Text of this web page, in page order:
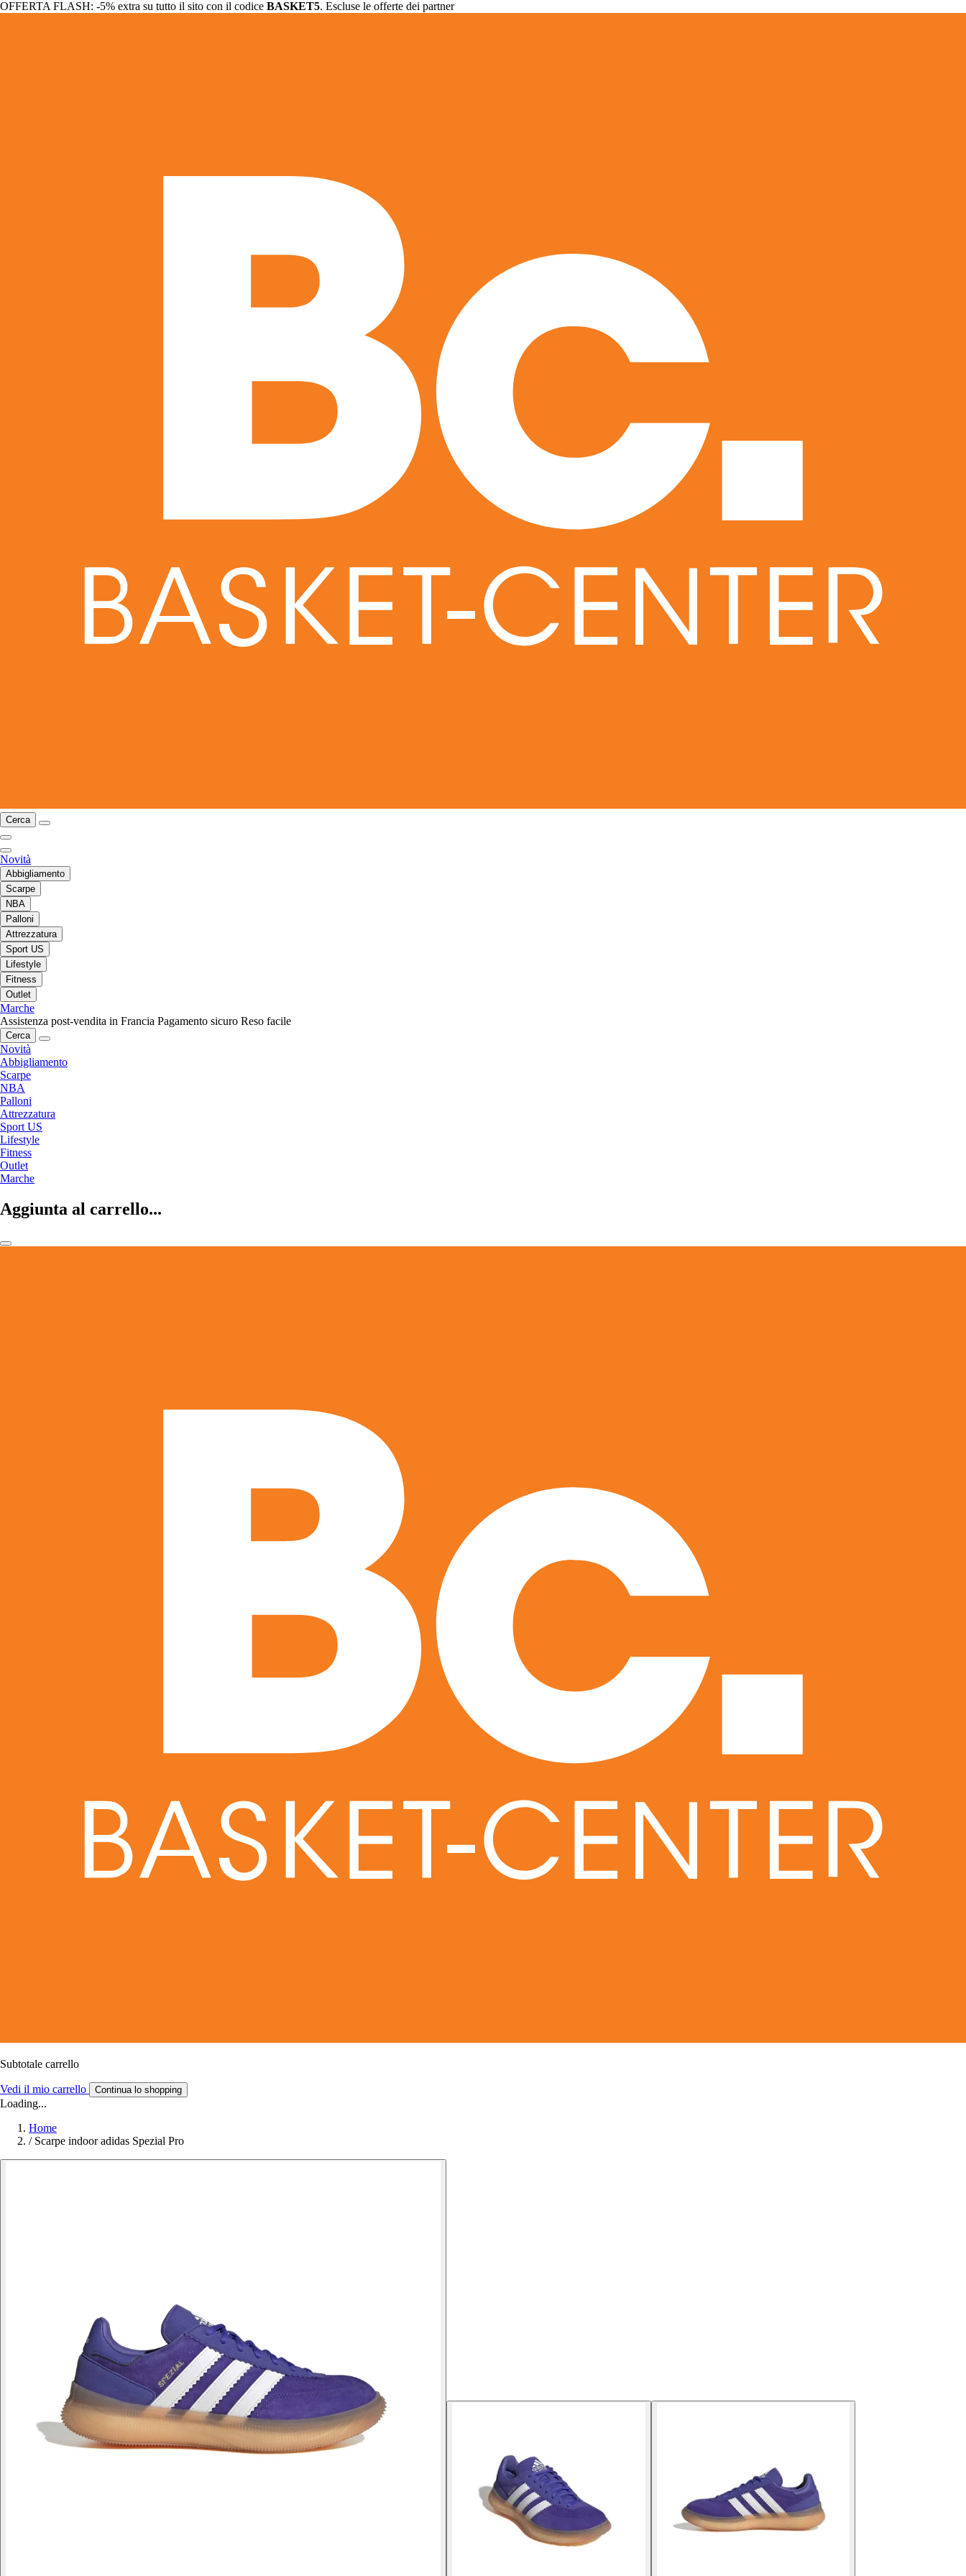
OFFERTA FLASH: -5% extra su tutto il sito con il codice BASKET5. Escluse le offerte dei partner
Cerca
Novità
Abbigliamento
Scarpe
NBA
Palloni
Attrezzatura
Sport US
Lifestyle
Fitness
Outlet
Marche
Assistenza post-vendita in Francia Pagamento sicuro Reso facile
Cerca
Novità
Abbigliamento
Scarpe
NBA
Palloni
Attrezzatura
Sport US
Lifestyle
Fitness
Outlet
Marche
Aggiunta al carrello...
Subtotale carrello
Vedi il mio carrello Continua lo shopping
Loading...
Home
/ Scarpe indoor adidas Spezial Pro